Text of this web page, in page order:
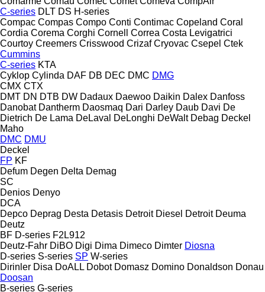
C-series DLT DS H-series
Compac Compas Compo Conti Contimac Copeland Coral
Cordia Corema Corghi Cornell Correa Costa Levigatrici
Courtoy Creemers Crisswood Crizaf Cryovac Csepel Ctek
Cummins
C-series KTA
Cyklop Cylinda DAF DB DEC DMC DMG
CMX CTX
DMT DN DTB DW Dadaux Daewoo Daikin Dalex Danfoss
Danobat Dantherm Daosmaq Dari Darley Daub Davi De
Dietrich De Lama DeLaval DeLonghi DeWalt Debag Deckel
Maho
DMC DMU
Deckel
FP KF
Defum Degen Delta Demag
SC
Denios Denyo
DCA
Depco Deprag Desta Detasis Detroit Diesel Detroit Deuma
Deutz
BF D-series F2L912
Deutz-Fahr DiBO Digi Dima Dimeco Dimter Diosna
D-series S-series SP W-series
Dirinler Disa DoALL Dobot Domasz Domino Donaldson Donau
Doosan
B-series G-series